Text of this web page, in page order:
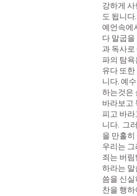
강하게
도 됩니
예언속에
다 말굽
과 독사
파의 탐욕
유다 또
니다. 예
하는것은
바라보고
피고 바
니다.  그
을 만홀
우리는
죄는 버
하라는 말
씀을 신
찬을 행